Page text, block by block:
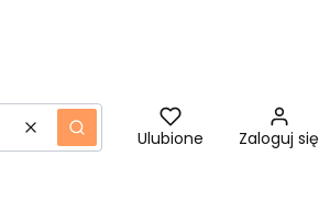
WyczyśćSzukaj Ulubione Zaloguj się